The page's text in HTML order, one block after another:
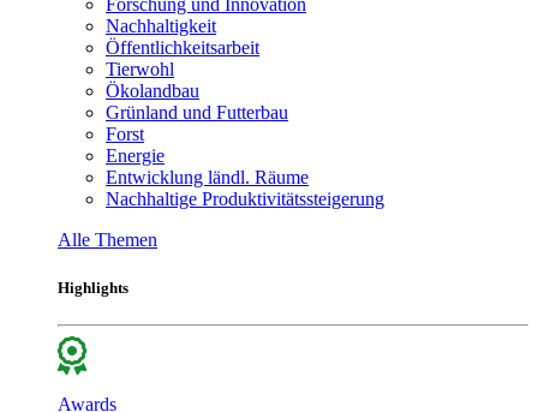
Forschung und Innovation
Nachhaltigkeit
Öffentlichkeitsarbeit
Tierwohl
Ökolandbau
Grünland und Futterbau
Forst
Energie
Entwicklung ländl. Räume
Nachhaltige Produktivitätssteigerung
Alle Themen
Highlights
Awards